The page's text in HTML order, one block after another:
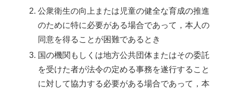
公衆衛生の向上または児童の健全な育成の推進
のために特に必要がある場合であって，本人の
同意を得ることが困難であるとき
国の機関もしくは地方公共団体またはその委託
を受けた者が法令の定める事務を遂行すること
に対して協力する必要がある場合であって，本